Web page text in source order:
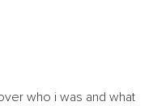
who i was and what